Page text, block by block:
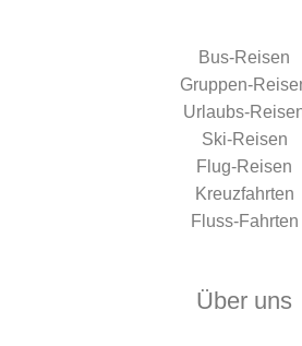
Bus-Reisen
Gruppen-
Urlaubs-
Ski-Reisen
Flug-Reisen
Kreuzfahrten
Fluss-Fahrten
Über uns